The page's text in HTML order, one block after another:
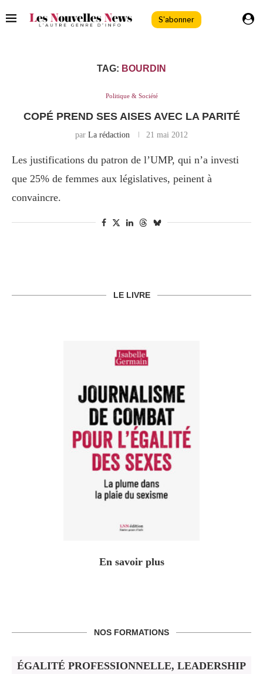
S'abonner
TAG: BOURDIN
Politique & Société
COPÉ PREND SES AISES AVEC LA PARITÉ
par La rédaction 21 mai 2012
Les justifications du patron de l’UMP, qui n’a investi
que 25% de femmes aux législatives, peinent à
convaincre.
LE LIVRE
En savoir plus
NOS FORMATIONS
ÉGALITÉ PROFESSIONNELLE, LEADERSHIP